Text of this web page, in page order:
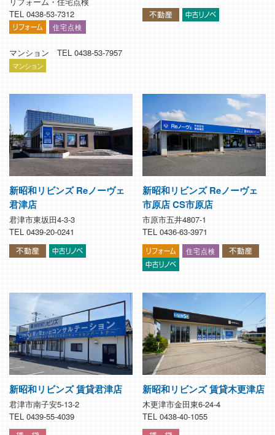
TEL 0438-53-7312
マンション TEL 0438-53-7957
新昭和リビンズ Reノーヴェ
君津店
君津市東坂田4-3-3
TEL 0439-20-0241
新昭和リビンズ Reノーヴェ
市原店 CS市原店
市原市五井4807-1
TEL 0436-63-3971
新昭和リビンズ 賃貸君津店
君津市南子安5-13-2
TEL 0439-55-4039
新昭和リビンズ 賃貸木更津店
木更津市金田東6-24-4
TEL 0438-40-1055